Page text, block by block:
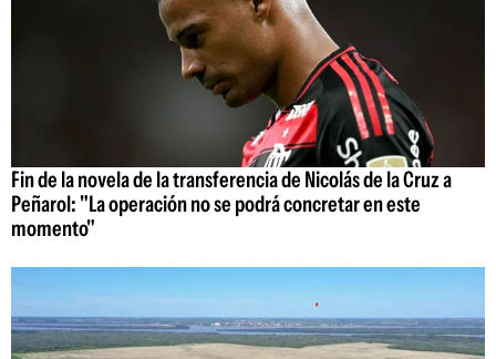
Fin de la novela de la transferencia de Nicolás de la Cruz a
Peñarol: "La operación no se podrá concretar en este
momento"